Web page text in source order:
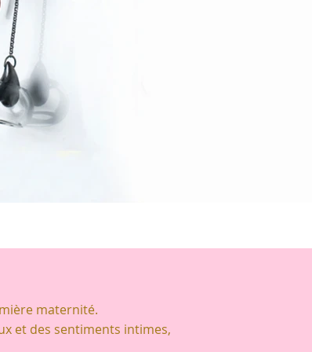
maternité.
et des sentiments intimes,